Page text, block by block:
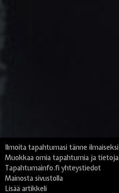
Ilmoita tapahtumasi tänne ilmaiseksi
Muokkaa omia tapahtumia ja tietoja
Tapahtumainfo.fi yhteystiedot
Mainosta sivustolla
Lisää artikkeli